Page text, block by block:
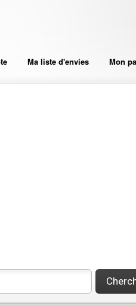
Ma liste d'envies Mon